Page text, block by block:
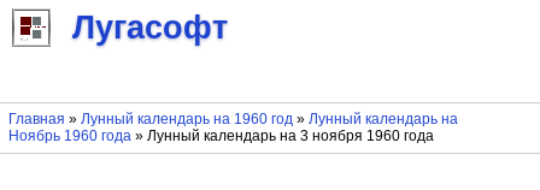
Лугасофт
Главная » Лунный календарь на 1960 год» Лунный календарь на
Ноябрь 1960 года» Лунный календарь на 3 ноября 1960 года